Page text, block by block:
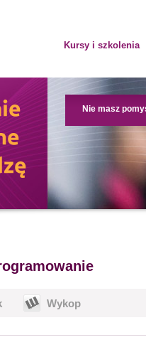
Kursy i szkolenia
Nie masz
Wykop